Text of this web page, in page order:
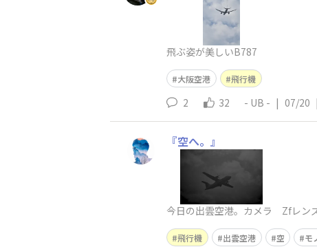
飛ぶ姿が美しいB787
大阪空港 飛行機
2 32 - UB - | 07/20 |
『空へ。』
今日の出雲空港。カメラ Zfレン
飛行機 出雲空港 空 モ